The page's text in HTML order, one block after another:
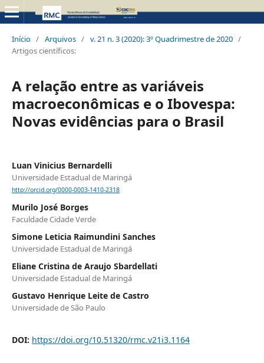
Início / Arquivos / v. 21 n. 3 (2020): 3º Quadrimestre de 2020 /
Artigos científicos:
A relação entre as variáveis
macroeconômicas e o Ibovespa:
Novas evidências para o Brasil
Luan Vinicius Bernardelli
Universidade Estadual de Maringá
http://orcid.org/0000-0003-1410-2318
Murilo José Borges
Faculdade Cidade Verde
Simone Leticia Raimundini Sanches
Universidade Estadual de Maringá
Eliane Cristina de Araujo Sbardellati
Universidade Estadual de Maringá
Gustavo Henrique Leite de Castro
Universidade de São Paulo
DOI: https://doi.org/10.51320/rmc.v21i3.1164